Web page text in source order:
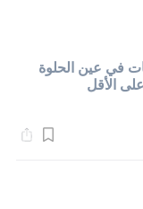
في عين الحلوة